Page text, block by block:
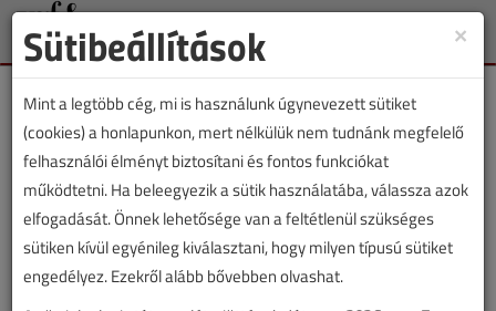
Toggle
Lapszám:
TARTALOM
×
Sütibeállítások
Mint a legtöbb cég, mi is használunk úgynevezett sütiket
(cookies) a honlapunkon, mert nélkülük nem tudnánk megfelelő
felhasználói élményt biztosítani és fontos funkciókat
működtetni. Ha beleegyezik a sütik használatába, válassza azok
elfogadását. Önnek lehetősége van a feltétlenül szükséges
sütiken kívül egyénileg kiválasztani, hogy milyen típusú sütiket
engedélyez. Ezekről alább bővebben olvashat.